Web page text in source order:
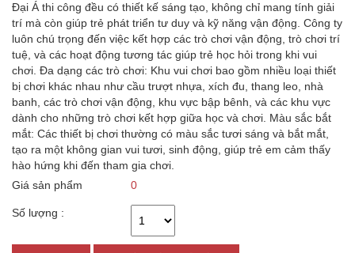
Đại Á thi công đều có thiết kế sáng tạo, không chỉ mang tính giải
trí mà còn giúp trẻ phát triển tư duy và kỹ năng vận động. Công ty
luôn chú trọng đến việc kết hợp các trò chơi vận động, trò chơi trí
tuệ, và các hoạt động tương tác giúp trẻ học hỏi trong khi vui
chơi. Đa dạng các trò chơi: Khu vui chơi bao gồm nhiều loại thiết
bị chơi khác nhau như cầu trượt nhựa, xích đu, thang leo, nhà
banh, các trò chơi vận động, khu vực bập bênh, và các khu vực
dành cho những trò chơi kết hợp giữa học và chơi. Màu sắc bắt
mắt: Các thiết bị chơi thường có màu sắc tươi sáng và bắt mắt,
tạo ra một không gian vui tươi, sinh động, giúp trẻ em cảm thấy
hào hứng khi đến tham gia chơi.
Giá sản phẩm
0
Số lượng :